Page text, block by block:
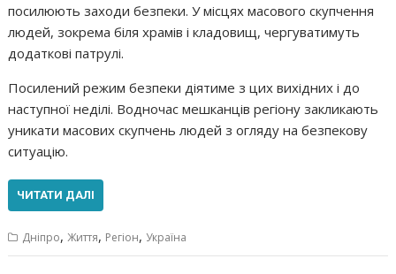
посилюють заходи безпеки. У місцях масового скупчення
людей, зокрема біля храмів і кладовищ, чергуватимуть
додаткові патрулі.
Посилений режим безпеки діятиме з цих вихідних і до
наступної неділі. Водночас мешканців регіону закликають
уникати масових скупчень людей з огляду на безпекову
ситуацію.
ЧИТАТИ ДАЛІ
Дніпро,Життя, Регіон,Україна